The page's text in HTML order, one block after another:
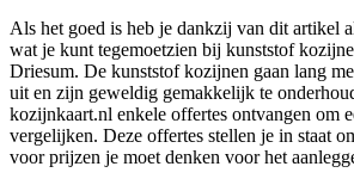
Als het goed is heb je dankzij van dit artikel
wat je kunt tegemoetzien bij kunststof
Driesum. De kunststof kozijnen gaan lang
uit en zijn geweldig gemakkelijk te
kozijnkaart.nl enkele offertes ontvangen om
vergelijken. Deze offertes stellen je in staat
voor prijzen je moet denken voor het